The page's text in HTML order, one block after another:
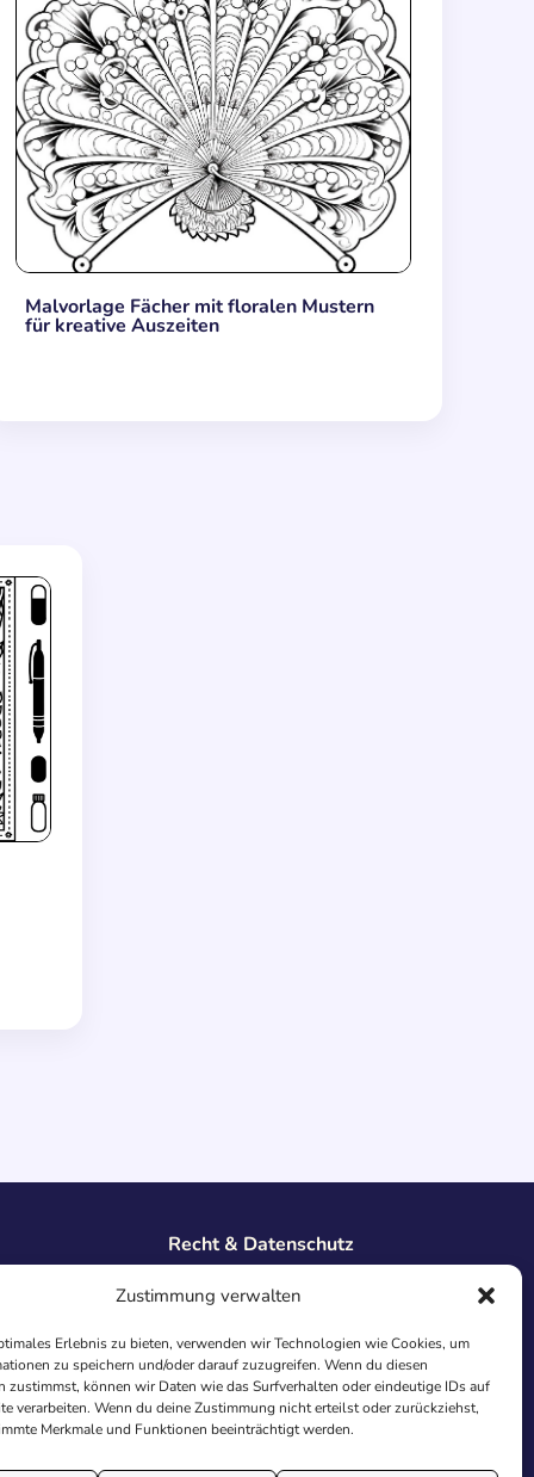
Zustimmung verwalten
Erlebnis zu bieten, verwenden wir Technologien wie Cookies, um
zu speichern und/oder darauf zuzugreifen. Wenn du diesen
zustimmst, können wir Daten wie das Surfverhalten oder eindeutige IDs auf
verarbeiten. Wenn du deine Zustimmung nicht erteilst oder zurückziehst,
Merkmale und Funktionen beeinträchtigt werden.
Malvorlage Fächer mit floralen Mustern
für kreative Auszeiten
Recht & Datenschutz
Datenschutz
AGB
Cookies